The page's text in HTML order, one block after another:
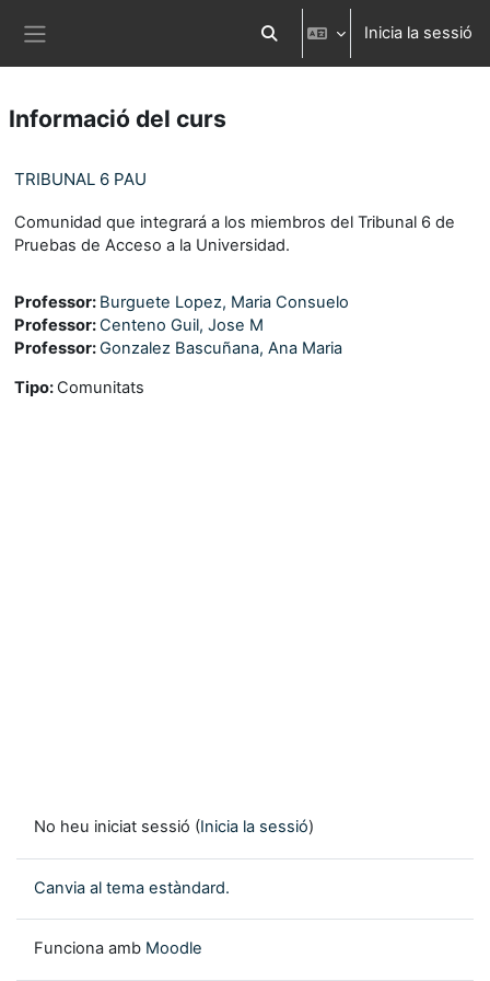
Commuta l'entrada de la cerca
Inicia la sessió
Informació del curs
TRIBUNAL 6 PAU
Comunidad que integrará a los miembros del Tribunal 6 de
Pruebas de Acceso a la Universidad.
Professor: Burguete Lopez, Maria Consuelo
Professor:Centeno Guil, Jose M
Professor:Gonzalez Bascuñana, Ana Maria
Tipo: Comunitats
No heu iniciat sessió (Inicia la sessió)
Canvia al tema estàndard.
Funciona amb Moodle